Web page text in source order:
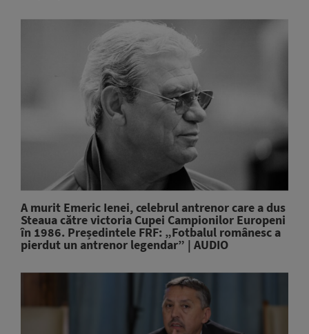
A murit Emeric Ienei, celebrul antrenor care a dus
Steaua către victoria Cupei Campionilor Europeni
în 1986. Președintele FRF: „Fotbalul românesc a
pierdut un antrenor legendar” | AUDIO